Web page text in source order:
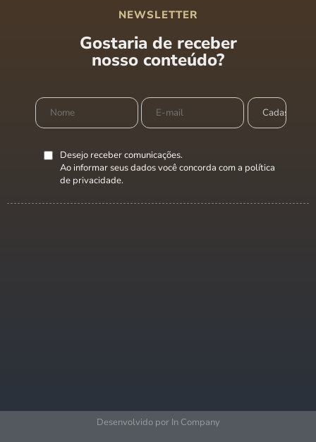
NEWSLETTER
Gostaria de receber
nosso conteúdo?
Desejo receber comunicações.
Ao informar seus dados você concorda com a política
de privacidade.
Desenvolvido por In Company